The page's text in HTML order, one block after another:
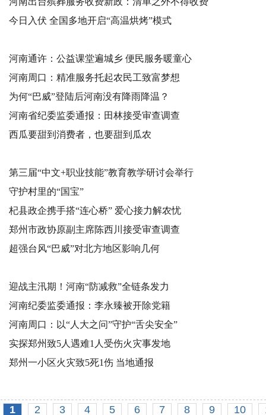
今日入伏 全国多地开启“高温烘烤”模式
河南通许：公益课堂遍城乡 便民服务暖童心
河南周口：精准服务托起农民工致富梦想
为何“巴威”登陆后河南没有降雨降温？
河南省纪委监委通报：田林接受审查调查
西瓜要甜到消费者，也要甜到瓜农
第三届“中文+职业技能”教育教学研讨会举行
守护村里的“国宝”
杞县政企携手搭“连心桥” 爱心接力解农忧
郑州市政协原副主席陈西川接受审查调查
超强台风“巴威”对北方地区影响几何
迎战主汛期！河南“防减救”全链条发力
河南纪委监委通报：李永臻被开除党籍
河南周口：以“人大之问”守护“舌尖安全”
实探郑州致5人遇难1人受伤火灾事发地
郑州一小区火灾致5死1伤 当地通报
1 2 3 4 5 6 7 8 9 10